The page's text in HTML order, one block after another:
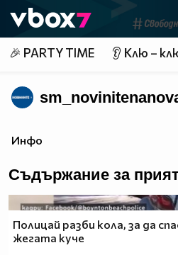
👾
🎉 PARTY TIME 👂 Клю –
Инфо
Съдържание за
Полицай разби кола, за да
жегата куче